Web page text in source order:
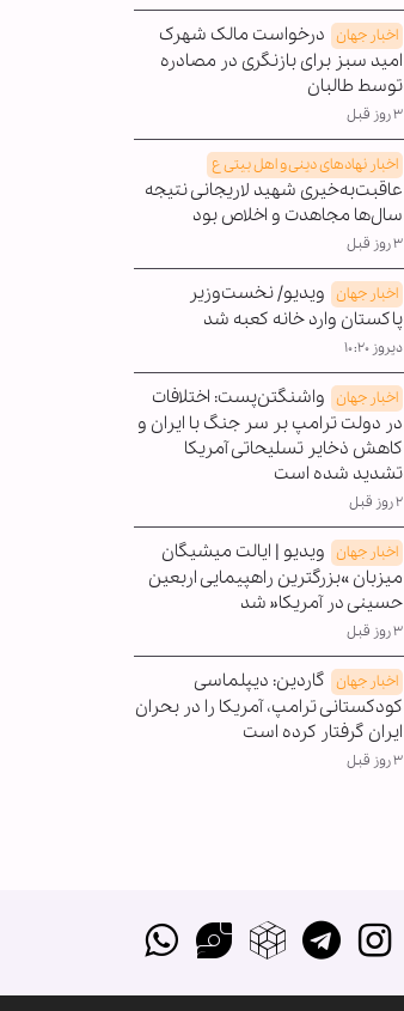
اخبار جهان درخواست مالک شهرک
امید سبز برای بازنگری در مصادره
توسط طالبان
۳ روز قبل
اخبار نهادهای دینی و اهل بیتی ع
عاقبت‌به‌خیری شهید لاریجانی نتیجه
سال‌ها مجاهدت و اخلاص بود
۳ روز قبل
اخبار جهان ویدیو/ نخست‌وزیر
پاکستان وارد خانه کعبه شد
دیروز ۱۰:۲۰
اخبار جهان واشنگتن‌پست: اختلافات
در دولت ترامپ بر سر جنگ با ایران و
کاهش ذخایر تسلیحاتی آمریکا
تشدید شده است
۲ روز قبل
اخبار جهان ویدیو | ایالت میشیگان
میزبان »بزرگترین راهپیمایی اربعین
حسینی در آمریکا« شد
۳ روز قبل
اخبار جهان گاردین: دیپلماسی
کودکستانی ترامپ، آمریکا را در بحران
ایران گرفتار کرده است
۳ روز قبل